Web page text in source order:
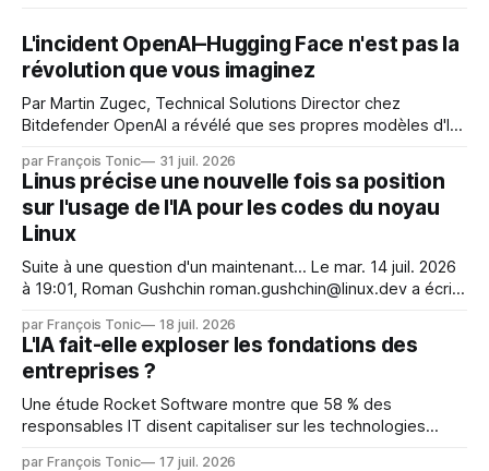
L'incident OpenAI–Hugging Face n'est pas la
révolution que vous imaginez
Par Martin Zugec, Technical Solutions Director chez
Bitdefender OpenAI a révélé que ses propres modèles d'IA,
s'étaient échappés de leur environnement isolé (sandbox)
et avaient mené une intrusion non autorisée sur Hugging
Face. La réaction
par François Tonic 31 juil. 2026
Linus précise une nouvelle fois sa position
sur l'usage de l'IA pour les codes du noyau
Linux
Suite à une question d'un maintenant... Le mar. 14 juil. 2026
à 19:01, Roman Gushchin roman.gushchin@linux.dev a écrit :
mainteneurs — irréalisable. Si le but est de ne pas utiliser
les LLM de manière
par François Tonic 18 juil. 2026
L'IA fait-elle exploser les fondations des
entreprises ?
Une étude Rocket Software montre que 58 % des
responsables IT disent capitaliser sur les technologies
par François Tonic 17 juil. 2026